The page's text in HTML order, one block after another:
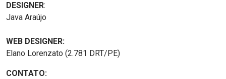
DESIGNER:
Java Araújo
WEB DESIGNER:
Elano Lorenzato (2.781 DRT/PE)
CONTATO: